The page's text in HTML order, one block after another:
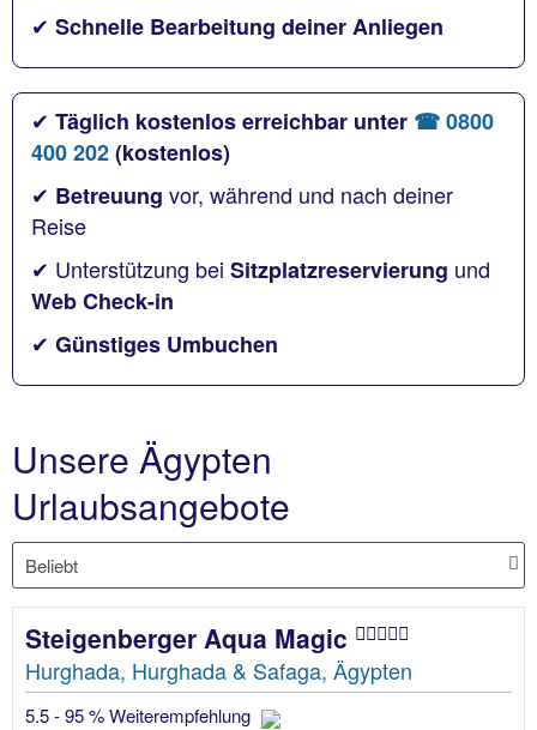
✔ Schnelle Bearbeitung deiner Anliegen
✔ Täglich kostenlos erreichbar unter ☎ 0800
400 202(kostenlos)
✔ Betreuung vor, während und nach deiner
Reise
✔ Unterstützung bei Sitzplatzreservierung und
Web Check-in
✔ Günstiges Umbuchen
Unsere Ägypten
Urlaubsangebote
Steigenberger Aqua Magic
Hurghada, Hurghada & Safaga, Ägypten
5.5 - 95 % Weiterempfehlung